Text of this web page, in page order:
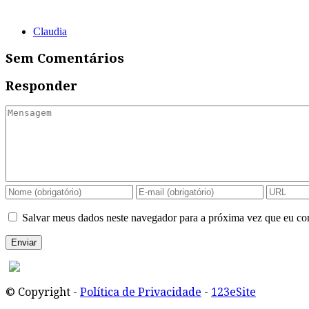
Claudia
Sem Comentários
Responder
Salvar meus dados neste navegador para a próxima vez que eu
© Copyright - Política de Privacidade - 123eSite